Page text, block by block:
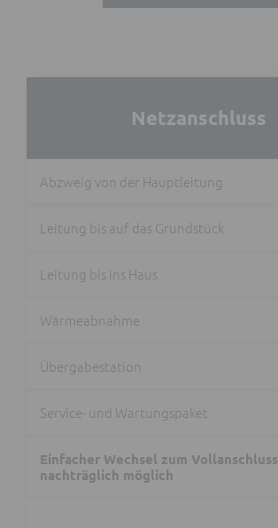
Netzanschluss
Abzweig von der Hauptleitung
Leitung bis auf das Grundstück
Leitung bis ins Haus
Wärmeabnahme
Übergabestation
Service- und Wartungspaket
Einfacher Wechsel zum Vollanschluss
nachträglich möglich